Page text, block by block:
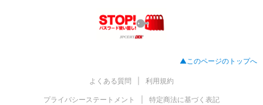
▲このページのトップへ
よくある質問 利用規約
プライバシーステートメント 特定商法に基づく表記